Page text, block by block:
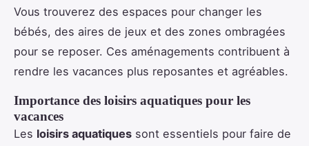
Vous trouverez des espaces pour changer les
bébés, des aires de jeux et des zones ombragées
pour se reposer. Ces aménagements contribuent à
rendre les vacances plus reposantes et agréables.
Importance des loisirs aquatiques pour les
vacances
Les loisirs aquatiques sont essentiels pour faire de